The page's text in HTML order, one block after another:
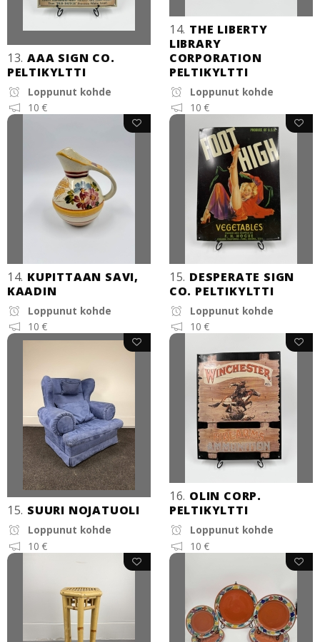
13. AAA SIGN CO.
PELTIKYLTTI
Loppunut kohde
10 €
14. THE LIBERTY
LIBRARY
CORPORATION
PELTIKYLTTI
Loppunut kohde
10 €
14. KUPITTAAN SAVI,
KAADIN
Loppunut kohde
10 €
15. DESPERATE SIGN
CO. PELTIKYLTTI
Loppunut kohde
10 €
15. SUURI NOJATUOLI
Loppunut kohde
10 €
16. OLIN CORP.
PELTIKYLTTI
Loppunut kohde
10 €